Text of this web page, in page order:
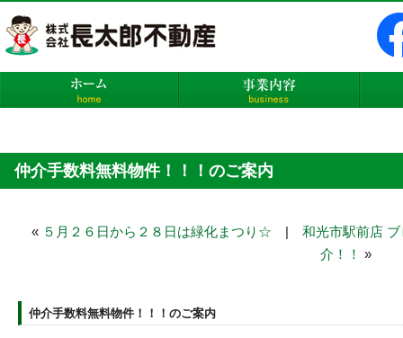
仲介手数料無料物件！！！のご案内
« ５月２６日から２８日は緑化まつり☆ |和光市駅前店
介！！ »
仲介手数料無料物件！！！のご案内